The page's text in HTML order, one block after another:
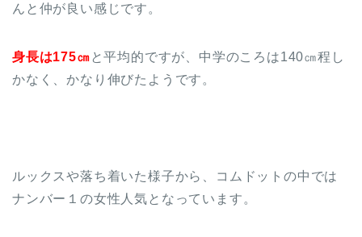
んと仲が良い感じです。
身長は175㎝ と平均的ですが、中学のころは140㎝程し
かなく、かなり伸びたようです。
ルックスや落ち着いた様子から、コムドットの中では
ナンバー１の女性人気となっています。